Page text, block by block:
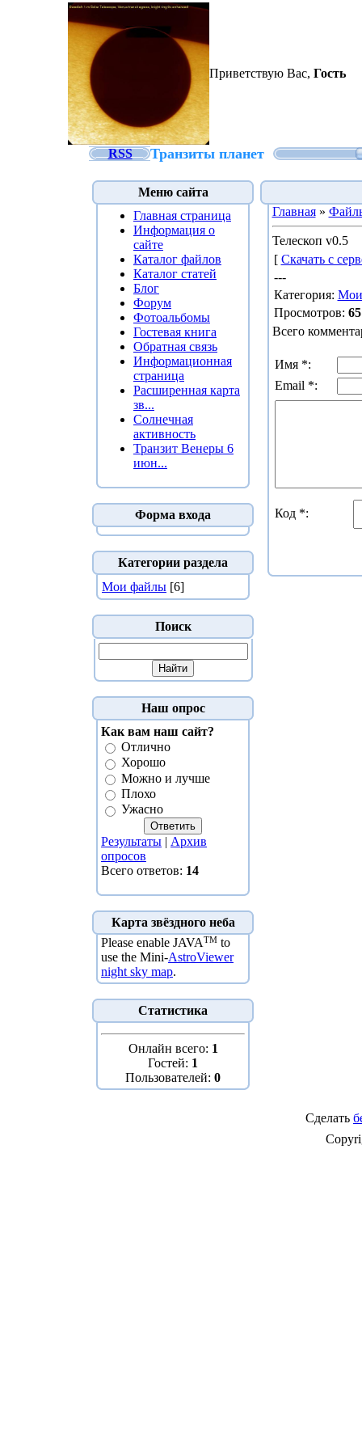
Приветствую Вас, Гость
RSS Транзиты планет
Меню сайта
Главная страница
Информация о
сайте
Каталог файлов
Каталог статей
Блог
Форум
Фотоальбомы
Гостевая книга
Обратная связь
Информационная
страница
Расширенная карта
зв...
Солнечная
активность
Транзит Венеры 6
июн...
Форма входа
Категории раздела
Мои файлы [6]
Поиск
Наш опрос
Как вам наш сайт?
Отлично
Хорошо
Можно и лучше
Плохо
Ужасно
Результаты | Архив
опросов
Всего ответов: 14
Карта звёздного неба
Please enable JAVATM to
use the Mini-AstroViewer
night sky map.
Статистика
Онлайн всего: 1
Гостей: 1
Пользователей: 0
Главная»
Телескоп v0.5
[ Скачать с
---
Категория:
Просмотров:
Всего
Имя *:
Email *:
Код *:
Сделать